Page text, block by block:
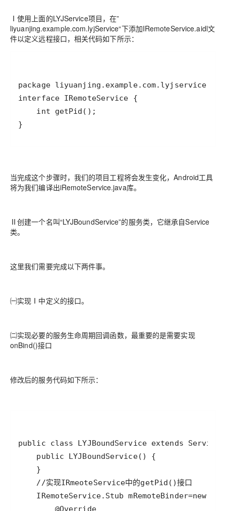
Ⅰ使用上面的LYJService项目，在”
liyuanjing.example.com.lyjService“下添加IRemoteService.aidl文
件以定义远程接口，相关代码如下所示：
}
当完成这个步骤时，我们的项目工程将会发生变化，Android工具
将为我们编译出iRemoteService.java库。
Ⅱ创建一个名叫“LYJBoundService”的服务类，它继承自Service
类。
这里我们需要完成以下两件事。
㈠实现Ⅰ中定义的接口。
㈡实现必要的服务生命周期回调函数，最重要的是需要实现
onBind()接口
修改后的服务代码如下所示：
        @Override